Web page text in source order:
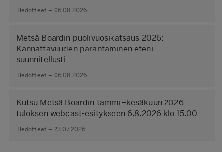
Tiedotteet – 06.08.2026
Metsä Boardin puolivuosikatsaus 2026:
Kannattavuuden parantaminen eteni
suunnitellusti
Tiedotteet – 06.08.2026
Kutsu Metsä Boardin tammi–kesäkuun 2026
tuloksen webcast-esitykseen 6.8.2026 klo 15.00
Tiedotteet – 23.07.2026